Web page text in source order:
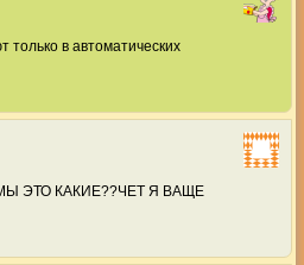
только в автоматических
ЭТО КАКИЕ??ЧЕТ Я ВАЩЕ